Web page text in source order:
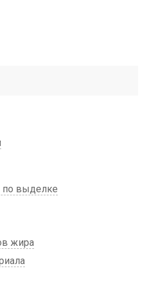
по выделке
жира